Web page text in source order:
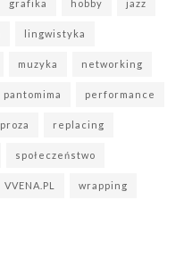
grafika hobby jazz
lingwistyka
muzyka networking
pantomima performance
proza replacing
społeczeństwo
VVENA.PL wrapping